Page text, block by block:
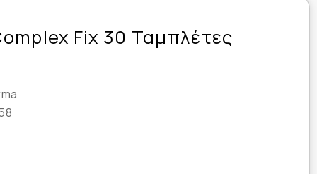
Fix 30 Ταμπλέτες